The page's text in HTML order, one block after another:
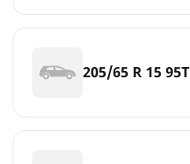
205/65 R 15 95T